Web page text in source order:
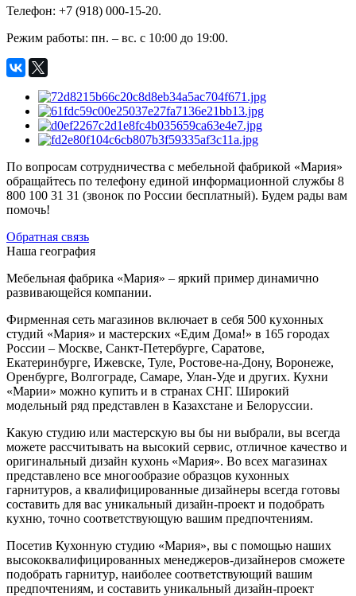
Телефон: +7 (918) 000-15-20.
Режим работы: пн. – вс. с 10:00 до 19:00.
По вопросам сотрудничества с мебельной фабрикой «Мария»
обращайтесь по телефону единой информационной службы 8
800 100 31 31 (звонок по России бесплатный). Будем рады вам
помочь!
Обратная связь
Наша география
Мебельная фабрика «Мария» – яркий пример динамично
развивающейся компании.
Фирменная сеть магазинов включает в себя 500 кухонных
студий «Мария» и мастерских «Едим Дома!» в 165 городах
России – Москве, Санкт-Петербурге, Саратове,
Екатеринбурге, Ижевске, Туле, Ростове-на-Дону, Воронеже,
Оренбурге, Волгограде, Самаре, Улан-Уде и других. Кухни
«Марии» можно купить и в странах СНГ. Широкий
модельный ряд представлен в Казахстане и Белоруссии.
Какую студию или мастерскую вы бы ни выбрали, вы всегда
можете рассчитывать на высокий сервис, отличное качество и
оригинальный дизайн кухонь «Мария». Во всех магазинах
представлено все многообразие образцов кухонных
гарнитуров, а квалифицированные дизайнеры всегда готовы
составить для вас уникальный дизайн-проект и подобрать
кухню, точно соответствующую вашим предпочтениям.
Посетив Кухонную студию «Мария», вы с помощью наших
высококвалифицированных менеджеров-дизайнеров сможете
подобрать гарнитур, наиболее соответствующий вашим
предпочтениям, и составить уникальный дизайн-проект